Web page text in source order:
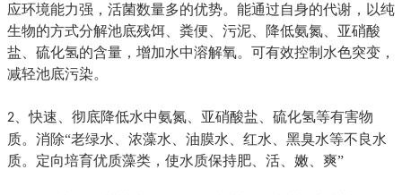
应环境能力强，活菌数量多的优势。能通过自身的代谢，以纯
生物的方式分解池底残饵、粪便、污泥、降低氨氮、亚硝酸
盐、硫化氢的含量，增加水中溶解氧。可有效控制水色突变，
减轻池底污染。
2、快速、彻底降低水中氨氮、亚硝酸盐、硫化氢等有害物
质。消除“老绿水、浓藻水、油膜水、红水、黑臭水等不良水
质。定向培育优质藻类，使水质保持肥、活、嫩、爽”